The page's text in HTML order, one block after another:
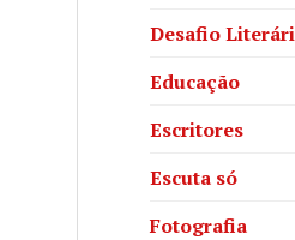
Desafio
Educação
Escritores
Escuta só
Fotografia